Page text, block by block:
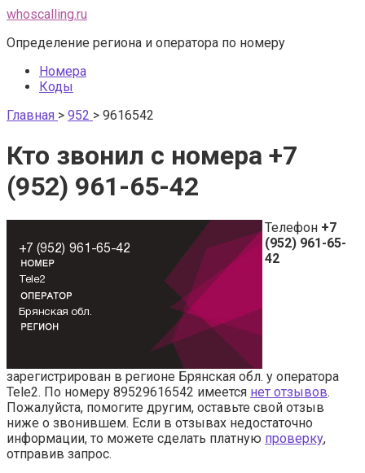
Перейти
контенту
whoscalling.ru
Определение региона и оператора по номеру
Номера
Коды
Главная > 952 > 9616542
Кто звонил с номера +7
(952) 961-65-42
Телефон +7
(952) 961-65-
42
зарегистрирован в регионе Брянская обл. у оператора
Tele2. По номеру 89529616542 имеется нет отзывов.
Пожалуйста, помогите другим, оставьте свой отзыв
ниже о звонившем. Если в отзывах недостаточно
информации, то можете сделать платную проверку,
отправив запрос.